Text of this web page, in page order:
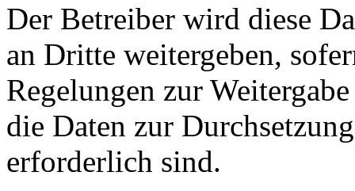
Der Betreiber wird diese
an Dritte weitergeben,
Regelungen zur
die Daten zur
erforderlich sind.